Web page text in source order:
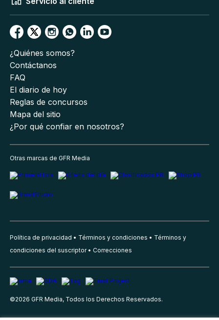
¿Quiénes somos?
Contáctanos
FAQ
El diario de hoy
Reglas de concursos
Mapa del sitio
¿Por qué confiar en nosotros?
Otras marcas de GFR Media
Política de privacidad Términos y condiciones
Términos y
condiciones del suscriptor
Correcciones
©2026 GFR Media, Todos los Derechos Reservados.